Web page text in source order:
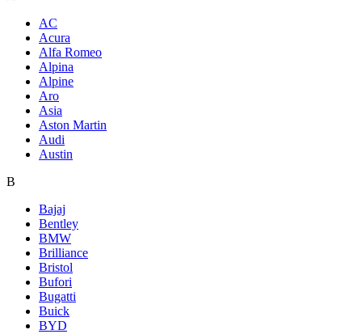
AC
Acura
Alfa Romeo
Alpina
Alpine
Aro
Asia
Aston Martin
Audi
Austin
B
Bajaj
Bentley
BMW
Brilliance
Bristol
Bufori
Bugatti
Buick
BYD